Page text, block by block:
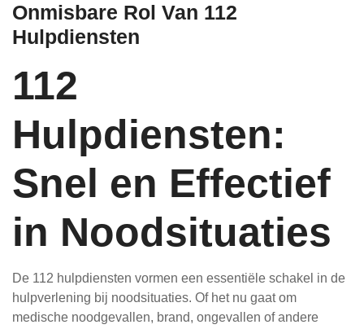
Onmisbare Rol Van 112
Hulpdiensten
112
Hulpdiensten:
Snel en Effectief
in Noodsituaties
De 112 hulpdiensten vormen een essentiële schakel in de
hulpverlening bij noodsituaties. Of het nu gaat om
medische noodgevallen, brand, ongevallen of andere